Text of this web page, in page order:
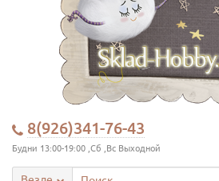
8(926)341-76-43
Будни 13:00-19:00 ,Сб ,Вс Выходной